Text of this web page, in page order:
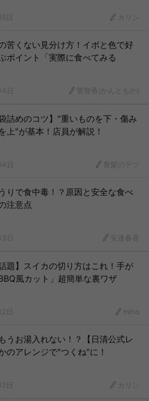
日 カリン
苦くない見分け方！イボと色で好
ポイント「実際に食べてみる
日 菅智香(かんともか)
詰めのコツ】"重いものを下・傷み
上"が基本！店員が解説！
日 青髪のテツ
りで食中毒！？原因と安全な食べ
注意点
日 安達春香
題】スイカの切り方はこれ！手が
風カット」超簡単な裏ワザ
日 miho
うお湯入れない！？【日清公式レ
のアレンジで"つくね"に！
日 カリン